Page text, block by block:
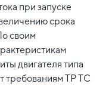
при запуске
срока
своим
двигателя типа
требованиям ТР ТС